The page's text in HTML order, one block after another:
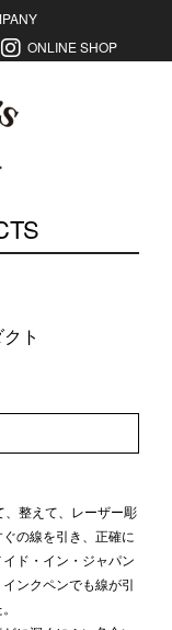
ONLINE SHOP
ト
整えて、レーザー彫
の線を引き、正確に
ド・イン・ジャパン
ンクペンでも線が引